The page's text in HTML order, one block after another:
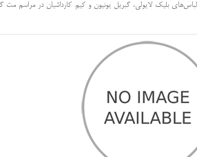
بلیک لایولی، گبریل یونیون و کیم کارداشیان در مراسم مت